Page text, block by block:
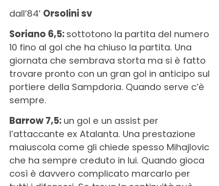
dall’84’ Orsolini sv
Soriano 6,5: sottotono la partita del numero
10 fino al gol che ha chiuso la partita. Una
giornata che sembrava storta ma si è fatto
trovare pronto con un gran gol in anticipo sul
portiere della Sampdoria. Quando serve c’è
sempre.
Barrow 7,5: un gol e un assist per
l’attaccante ex Atalanta. Una prestazione
maiuscola come gli chiede spesso Mihajlovic
che ha sempre creduto in lui. Quando gioca
così è davvero complicato marcarlo per